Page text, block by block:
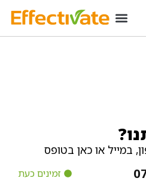
במייל או כאן בטופס
זמינים כעת